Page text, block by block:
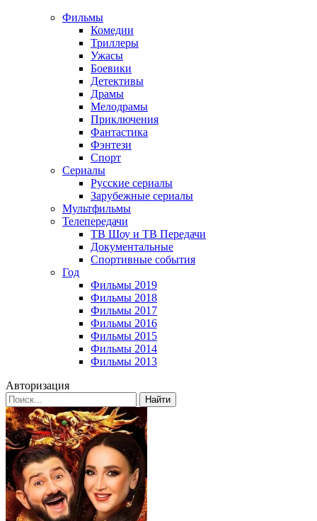
Фильмы
Комедии
Триллеры
Ужасы
Боевики
Детективы
Драмы
Мелодрамы
Приключения
Фантастика
Фэнтези
Спорт
Сериалы
Русские сериалы
Зарубежные сериалы
Мультфильмы
Телепередачи
ТВ Шоу и ТВ Передачи
Документальные
Спортивные события
Год
Фильмы 2019
Фильмы 2018
Фильмы 2017
Фильмы 2016
Фильмы 2015
Фильмы 2014
Фильмы 2013
Авторизация
Найти